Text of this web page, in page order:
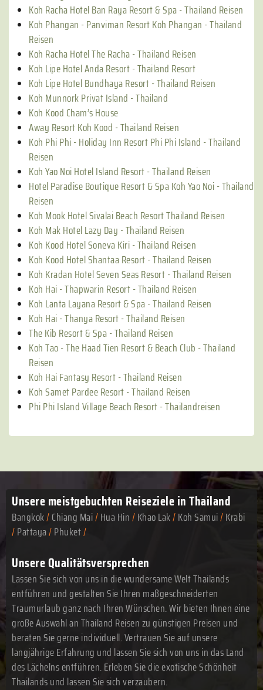
Koh Racha Hotel Ban Raya Resort & Spa - Thailand Reisen
Koh Phangan - Panviman Resort Koh Phangan - Thailand
Reisen
Koh Racha Hotel The Racha - Thailand Reisen
Koh Lipe Hotel Anda Resort - Thailand Resort
Koh Lipe Hotel Bundhaya Resort - Thailand Reisen
Koh Munnork Privat Island - Thailand
Koh Kood Cham’s House
Away Resort Koh Kood - Thailand Reisen
Koh Phi Phi - Holiday Inn Resort Phi Phi Island - Thailand
Reisen
Koh Yao Noi Hotel Island Resort - Thailand Reisen
Hotel Paradise Boutique Resort & Spa Koh Yao Noi - Thailand
Reisen
Koh Mook Hotel Sivalai Beach Resort Thailand Reisen
Koh Mak Hotel Lazy Day - Thailand Reisen
Koh Kood Hotel Soneva Kiri - Thailand Reisen
Koh Kood Hotel Shantaa Resort - Thailand Reisen
Koh Kradan Hotel Seven Seas Resort - Thailand Reisen
Koh Hai - Thapwarin Resort - Thailand Reisen
Koh Lanta Layana Resort & Spa - Thailand Reisen
Koh Hai - Thanya Resort - Thailand Reisen
The Kib Resort & Spa - Thailand Reisen
Koh Tao - The Haad Tien Resort & Beach Club - Thailand
Reisen
Koh Hai Fantasy Resort - Thailand Reisen
Koh Samet Pardee Resort - Thailand Reisen
Phi Phi Island Village Beach Resort - Thailandreisen
Unsere meistgebuchten Reiseziele in Thailand
Bangkok/Chiang Mai/Hua Hin/Khao Lak/Koh Samui/Krabi
/Pattaya/Phuket/
Unsere Qualitätsversprechen
Lassen Sie sich von uns in die wundersame Welt Thailands
entführen und gestalten Sie Ihren maßgeschneiderten
Traumurlaub ganz nach Ihren Wünschen. Wir bieten Ihnen eine
große Auswahl an Thailand Reisen zu günstigen Preisen und
beraten Sie gerne individuell. Vertrauen Sie auf unsere
langjährige Erfahrung und lassen Sie sich von uns in das Land
des Lächelns entführen. Erleben Sie die exotische Schönheit
Thailands und lassen Sie sich verzaubern.